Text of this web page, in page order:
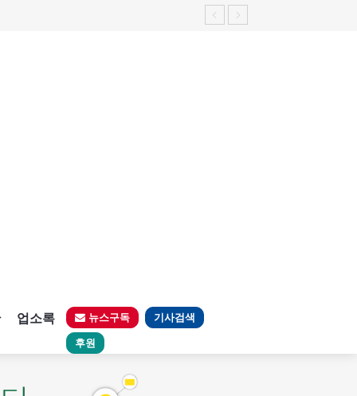
업소록 뉴스구독 기사검색
후원